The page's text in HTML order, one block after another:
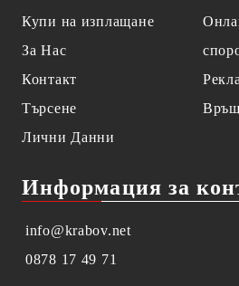
Купи на изплащане
За Нас
Контакт
Търсене
Лични Данни
Информация за
info@krabov.net
0878 17 49 71